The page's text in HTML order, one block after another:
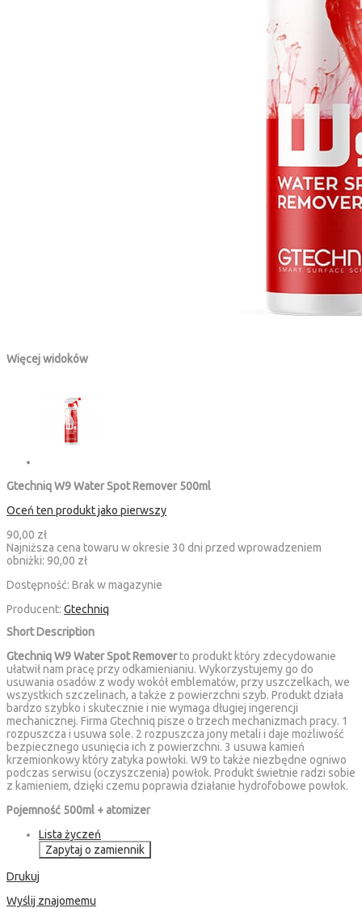
Więcej widoków
Gtechniq W9 Water Spot Remover 500ml
Oceń ten produkt jako pierwszy
90,00 zł
Najniższa cena towaru w okresie 30 dni przed wprowadzeniem
obniżki: 90,00 zł
Dostępność: Brak w magazynie
Producent: Gtechniq
Short Description
Gtechniq W9 Water Spot Removerto produkt który zdecydowanie
ułatwił nam pracę przy odkamienianiu. Wykorzystujemy go do
usuwania osadów z wody wokół emblematów, przy uszczelkach, we
wszystkich szczelinach, a także z powierzchni szyb. Produkt działa
bardzo szybko i skutecznie i nie wymaga długiej ingerencji
mechanicznej. Firma Gtechniq pisze o trzech mechanizmach pracy. 1
rozpuszcza i usuwa sole. 2 rozpuszcza jony metali i daje możliwość
bezpiecznego usunięcia ich z powierzchni. 3 usuwa kamień
krzemionkowy który zatyka powłoki. W9 to także niezbędne ogniwo
podczas serwisu (oczyszczenia) powłok. Produkt świetnie radzi sobie
z kamieniem, dzięki czemu poprawia działanie hydrofobowe powłok.
Pojemność 500ml + atomizer
Lista życzeń
Zapytaj o zamiennik
Drukuj
Wyślij znajomemu